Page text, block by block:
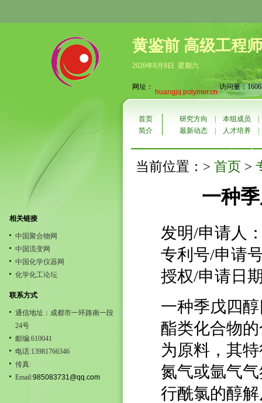
黄鉴前 高级工程师
2026年8月8日 星期六
网址：
huangjq.polymer.cn访问量：
相关链接
中国聚合物网
中国流变网
中国化学仪器网
化学化工论坛
联系方式
通信地址：成都市一环路南一段
24号
邮编:610041
电话:13981766346
传真:
Email:985083731@qq.com
首页 研究方向 本组成员
简介
最新动态 人才培养
当前位置：> 首页 >
一种
发明/申请人
专利号/申请
授权/申请日
一种季戊四
酯类化合物
为原料，其
氮气或氩气
行酰氯的醇